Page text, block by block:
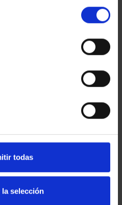
todas
selección
Sólo para usuarios
registrados
PROVINCIA 4